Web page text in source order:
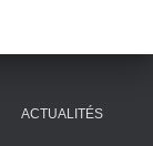
ACTUALITÉS